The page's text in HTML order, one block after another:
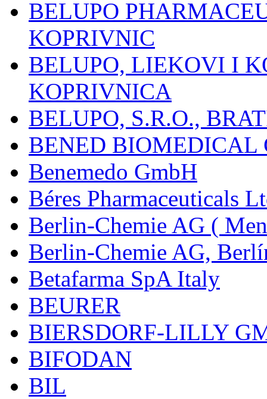
BELUPO
KOPRIVNIC
BELUPO, LIEKOVI I
KOPRIVNICA
BELUPO, S.R.O.,
BENED BIOMEDICAL
Benemedo GmbH
Béres Pharmaceuticals
Berlin-Chemie AG (
Berlin-Chemie AG,
Betafarma SpA Italy
BEURER
BIERSDORF-LILLY
BIFODAN
BIL